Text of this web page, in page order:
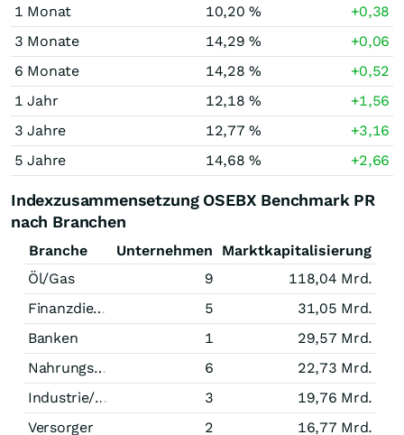
1 Monat 10,20 %
+0,38
3 Monate
14,29 %
+0,06
6 Monate
14,28 %
+0,52
1 Jahr
12,18 %
+1,56
3 Jahre
12,77 %
+3,16
5 Jahre
14,68 % +2,66
Indexzusammensetzung OSEBX Benchmark PR
nach Branchen
Branche Unternehmen
Marktkapitalisierung
Öl/Gas
9
118,04 Mrd.
Finanzdienstleistungen
5
31,05 Mrd.
Banken
1
29,57 Mrd.
Nahrungsmittel
6
22,73 Mrd.
Industrie/Mischkonzerne
3
19,76 Mrd.
Versorger
2
16,77 Mrd.